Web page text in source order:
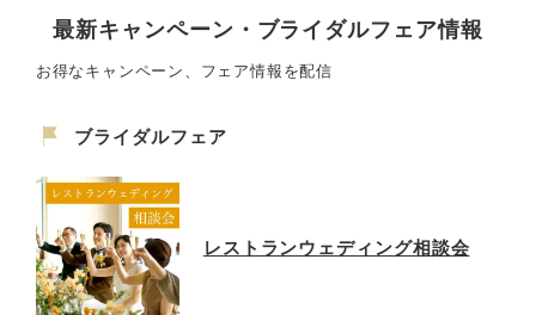
最新キャンペーン・ブライダルフェア情報
お得なキャンペーン、フェア情報を配信
ブライダルフェア
レストランウェディング相談会